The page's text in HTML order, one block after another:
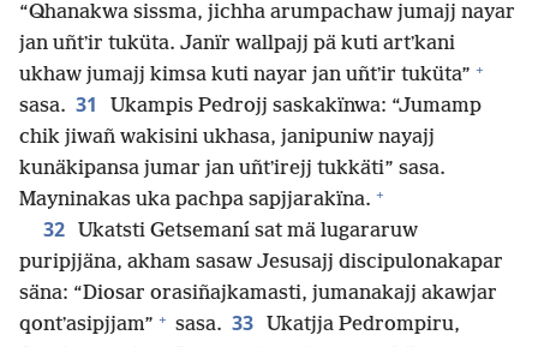
“Qhanakwa sissma, jichha arumpachaw jumajj nayar
jan uñtʼir tuküta. Janïr wallpajj pä kuti artʼkani
ukhaw jumajj kimsa kuti nayar jan uñtʼir tuküta” +
sasa. 31
Ukampis Pedrojj saskakïnwa: “Jumamp
chik jiwañ wakisini ukhasa, janipuniw nayajj
kunäkipansa jumar jan uñtʼirejj tukkäti” sasa.
Mayninakas uka pachpa sapjjarakïna. +
32
Ukatsti Getsemaní sat mä lugararuw
puripjjäna, akham sasaw Jesusajj discipulonakapar
säna: “Diosar orasiñajkamasti, jumanakajj akawjar
qontʼasipjjam” + sasa. 33
Ukatjja Pedrompiru,